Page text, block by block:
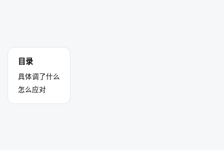
目录
具体调了什么
怎么应对